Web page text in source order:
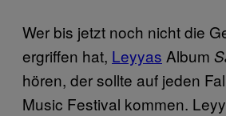
Wer bis jetzt noch nicht die
ergriffen hat, Leyyas Album
hören, der sollte auf jeden
Music Festival kommen.